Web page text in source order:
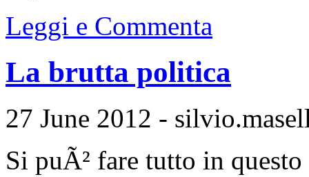
Leggi e Commenta
La brutta politica
27 June 2012 -
Si puÃ² fare tutto in